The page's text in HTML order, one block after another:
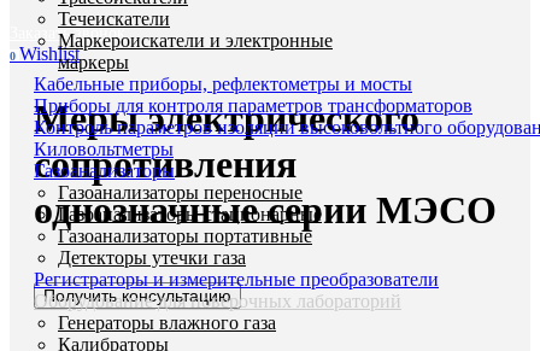
Заказать звонок
0 Wishlist
Течеискатели
Маркероискатели и электронные
маркеры
Кабельные приборы, рефлектометры и мосты
Приборы для контроля параметров трансформаторов
Контроль параметров изоляции высоковольтного
Киловольтметры
Газоанализаторы
Газоанализаторы переносные
Газоанализаторы стационарные
Газоанализаторы портативные
Детекторы утечки газа
Регистраторы и измерительные преобразователи
Оборудование для поверочных лабораторий
Генераторы влажного газа
Калибраторы
Увеличить
Меры электрического
сопротивления
однозначные серии МЭСО
Получить консультацию